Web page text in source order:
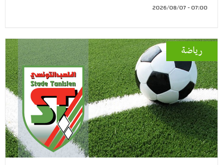
07:00 - 2026/08/07
رياضة